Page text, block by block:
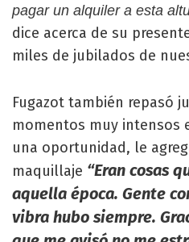
pagar un alquiler a esta
dice acerca de su
miles de jubilados de
Fugazot también repasó
momentos muy intensos
una oportunidad, le
maquillaje “Eran cosas
aquella época. Gente
vibra hubo siempre.